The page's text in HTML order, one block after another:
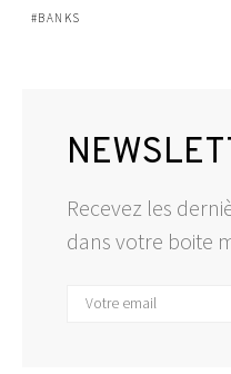
BANKS
Recevez les
dans votre boite